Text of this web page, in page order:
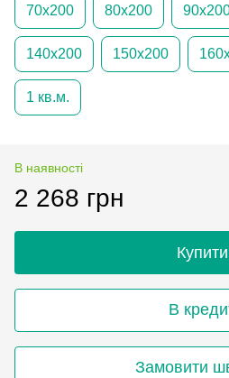
70х200 80х200
140х200 150х200
1 кв.м.
В наявності
2 268 грн
Купити
В
Замовити